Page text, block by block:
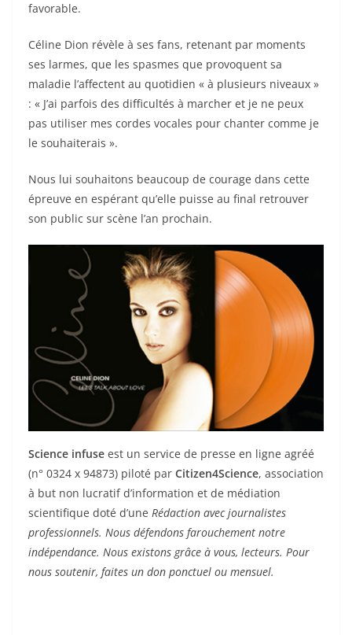
favorable.
Céline Dion révèle à ses fans, retenant par moments
ses larmes, que les spasmes que provoquent sa
maladie l’affectent au quotidien « à plusieurs niveaux »
: « J’ai parfois des difficultés à marcher et je ne peux
pas utiliser mes cordes vocales pour chanter comme je
le souhaiterais ».
Nous lui souhaitons beaucoup de courage dans cette
épreuve en espérant qu’elle puisse au final retrouver
son public sur scène l’an prochain.
Science infuse est un service de presse en ligne agréé
(n° 0324 x 94873) piloté par Citizen4Science, association
à but non lucratif d’information et de médiation
scientifique doté d’une Rédaction avec journalistes
professionnels. Nous défendons farouchement notre
indépendance. Nous existons grâce à vous, lecteurs. Pour
nous soutenir, faites un don ponctuel ou mensuel.